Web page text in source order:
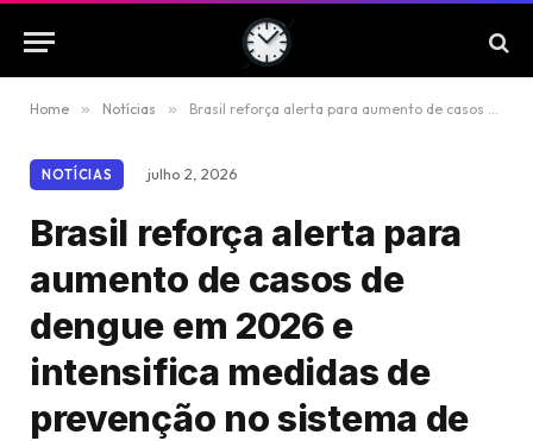
Home » Notícias » Brasil reforça alerta para aumento de casos de dengue em 2026 e intensifica medidas de prevenção no sistema de saúde
NOTÍCIAS julho 2, 2026
Brasil reforça alerta para
aumento de casos de
dengue em 2026 e
intensifica medidas de
prevenção no sistema de